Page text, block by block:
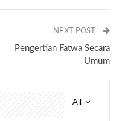
NEXT POST
Pengertian Fatwa Secara
Umum
All